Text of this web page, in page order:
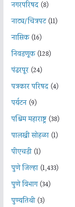
नगरपरिषद(8)
नाट्य/चित्रपट(11)
नासिक(16)
निवडणूक(128)
पंढरपूर(24)
पत्रकार परिषद(4)
पर्यटन(9)
पश्चिम महाराष्ट्र(38)
पालखी सोहळा(1)
पीएचडी(1)
पुणे जिल्हा(1,433)
पुणे विभाग(34)
पुण्यतिथी(3)